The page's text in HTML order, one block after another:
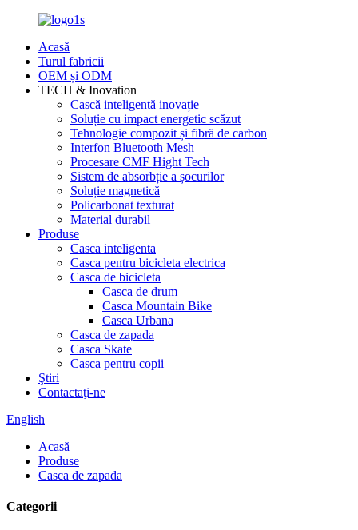
Acasă
Turul fabricii
OEM și ODM
TECH & Inovation
Cască inteligentă inovație
Soluție cu impact energetic scăzut
Tehnologie compozit și fibră de carbon
Interfon Bluetooth Mesh
Procesare CMF Hight Tech
Sistem de absorbție a șocurilor
Soluție magnetică
Policarbonat texturat
Material durabil
Produse
Casca inteligenta
Casca pentru bicicleta electrica
Casca de bicicleta
Casca de drum
Casca Mountain Bike
Casca Urbana
Casca de zapada
Casca Skate
Casca pentru copii
Ştiri
Contactaţi-ne
English
Acasă
Produse
Casca de zapada
Categorii